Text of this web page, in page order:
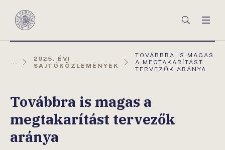
Magyar
Keresés
...
2025. ÉVI
SAJTÓKÖZLEMÉNYEK
AKTUÁLIS
OLDAL:
TOVÁBBRA IS MAGAS
A MEGTAKARÍTÁST
TERVEZŐK ARÁNYA
Továbbra is magas a
megtakarítást tervezők
aránya